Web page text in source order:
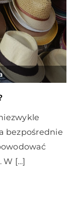
bezpośrednie
W […]